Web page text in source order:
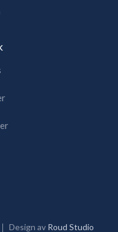
Design av Roud Studio